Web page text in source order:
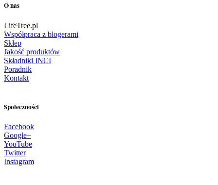
O nas
LifeTree.pl
Współpraca z blogerami
Sklep
Jakość produktów
Składniki INCI
Poradnik
Kontakt
Społeczności
Facebook
Google+
YouTube
Twitter
Instagram